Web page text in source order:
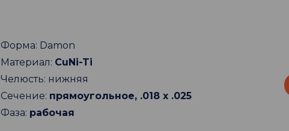
Форма: Damon
Материал: CuNi-Ti
Челюсть: нижняя
Сечение: прямоугольное, .018 х .025
Фаза: рабочая